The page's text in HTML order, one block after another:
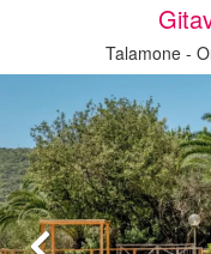
Talamone -